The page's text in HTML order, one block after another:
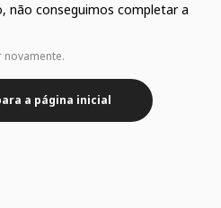
não conseguimos completar a
novamente.
a página inicial